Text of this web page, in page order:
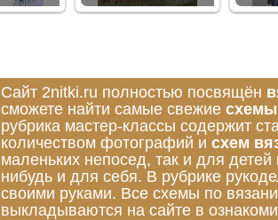
Сайт 2nitki.ru полностью посвящён
сможете найти самые свежие схемы
рубрика мастер-классы содержит
количеством фотографий и схем
маленьких непосед, так и для
нибудь и для себя. В рубрике
своими руками. Все схемы по
выкладываются на сайте в